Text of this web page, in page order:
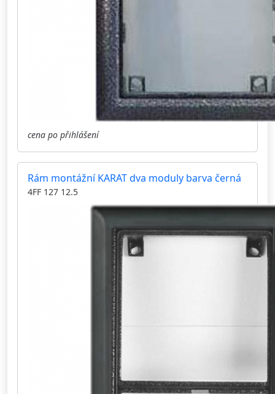
cena po přihlášení
Rám montážní KARAT dva moduly barva černá
4FF 127 12.5